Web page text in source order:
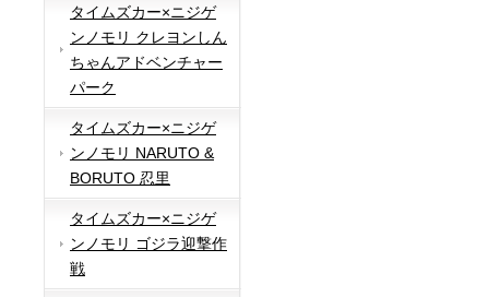
タイムズカー×ニジゲ
ンノモリ クレヨンしん
ちゃんアドベンチャー
パーク
タイムズカー×ニジゲ
ンノモリ NARUTO &
BORUTO 忍里
タイムズカー×ニジゲ
ンノモリ ゴジラ迎撃作
戦